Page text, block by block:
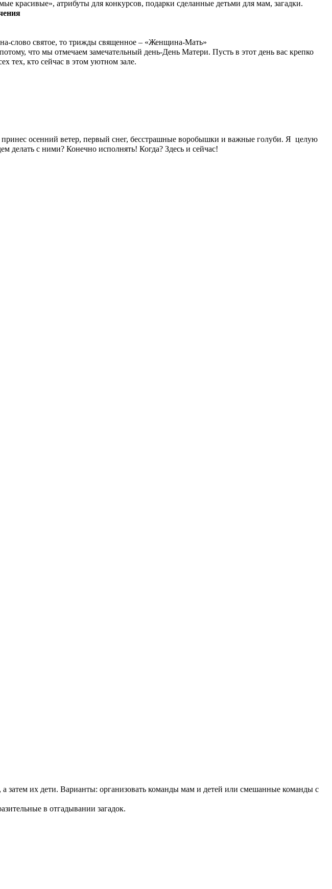
красивые», атрибуты для конкурсов, подарки сделанные детьми для мам, загадки.
слово святое, то трижды священное – «Женщина-Мать»
что мы отмечаем замечательный день-День Матери. Пусть в этот день вас крепко
тех, кто сейчас в этом уютном зале.
осенний ветер, первый снег, бесстрашные воробышки и важные голуби. Я целую
делать с ними? Конечно исполнять! Когда? Здесь и сейчас!
их дети. Варианты: организовать команды мам и детей или смешанные команды с
в отгадывании загадок.